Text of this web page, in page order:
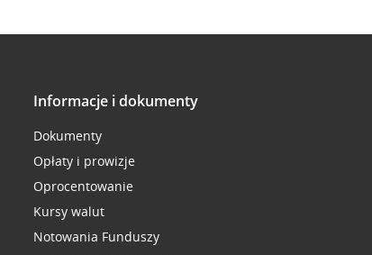
Informacje i dokumenty
Dokumenty
Opłaty i prowizje
Oprocentowanie
Kursy walut
Notowania Funduszy